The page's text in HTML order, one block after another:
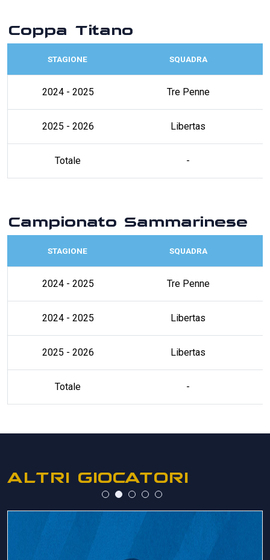
Coppa Titano
STAGIONE SQUADRA
2024 - 2025 Tre Penne
2025 - 2026 Libertas
Totale -
Campionato Sammarinese
STAGIONE SQUADRA
2024 - 2025 Tre Penne
2024 - 2025 Libertas
2025 - 2026 Libertas
Totale -
ALTRI GIOCATORI